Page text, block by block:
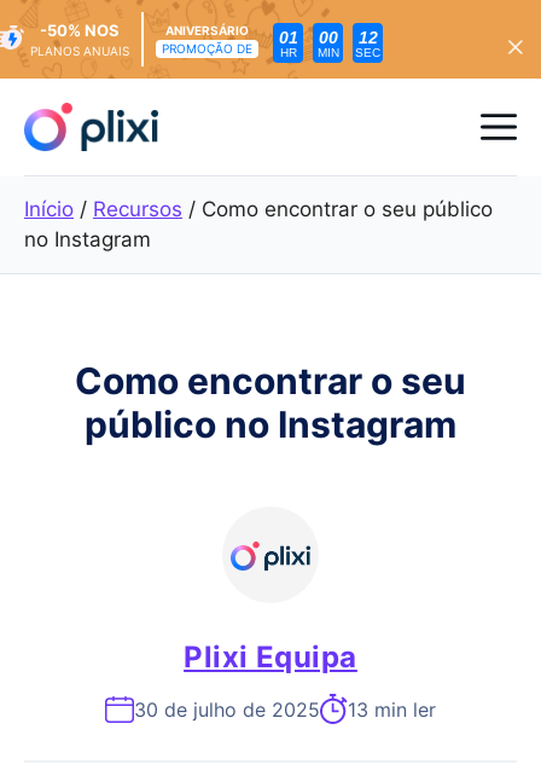
para
conteúdo
-50% NOS
PLANOS ANUAIS
ANIVERSÁRIO
PROMOÇÃO DE
01
HR
00
MIN
11
SEC
Início / Recursos / Como encontrar o seu público
no Instagram
Como encontrar o seu
público no Instagram
Plixi Equipa
30 de julho de 2025 13 min ler